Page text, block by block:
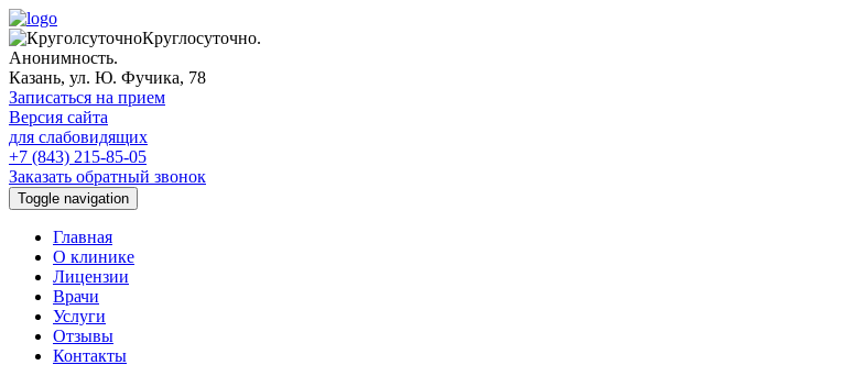
Круглосуточно.
Анонимность.
Казань, ул. Ю. Фучика, 78
Записаться на прием
Версия сайта
для слабовидящих
+7 (843) 215-85-05
Заказать обратный звонок
Toggle navigation
Главная
О клинике
Лицензии
Врачи
Услуги
Отзывы
Контакты